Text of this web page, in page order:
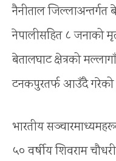
नैनीताल जिल्लाअन्तर्गत
नेपालीसहित ८ जनाको
बेतालघाट क्षेत्रको
टनकपुरतर्फ आउँदै गरेको
भारतीय
५० वर्षीय शिवराम